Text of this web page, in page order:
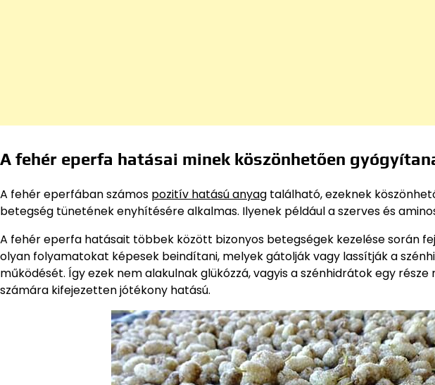
A fehér eperfa hatásai minek köszönhetően
A fehér eperfában számos pozitív hatású anyag található, ezeknek
betegség tünetének enyhítésére alkalmas. Ilyenek például a szerves és
A fehér eperfa hatásait többek között bizonyos betegségek kezelése során
olyan folyamatokat képesek beindítani, melyek gátolják vagy lassítják a
működését. Így ezek nem alakulnak glükózzá, vagyis a szénhidrátok egy
számára kifejezetten jótékony hatású.